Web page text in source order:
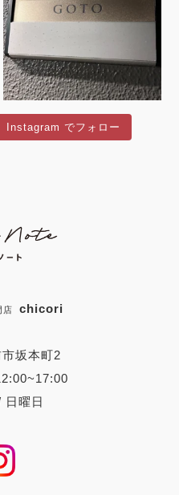
店 chicori
坂本町2
日曜日
Instagram でフォロー